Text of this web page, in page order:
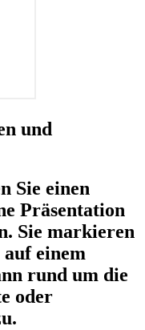
und
Sie einen
Präsentation
Sie markieren
auf einem
rund um die
oder